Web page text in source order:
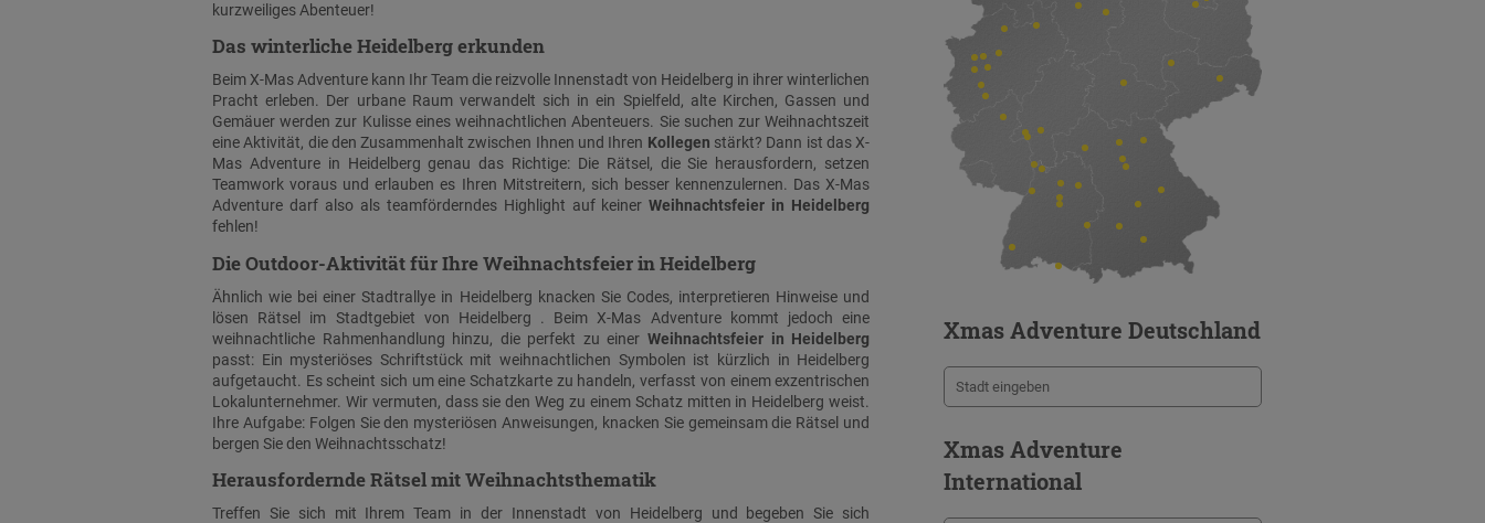
kurzweiliges Abenteuer!
Das winterliche Heidelberg erkunden
Beim X-Mas Adventure kann Ihr Team die reizvolle Innenstadt von Heidelberg in ihrer winterlichen
Pracht erleben. Der urbane Raum verwandelt sich in ein Spielfeld, alte Kirchen, Gassen und
Gemäuer werden zur Kulisse eines weihnachtlichen Abenteuers. Sie suchen zur Weihnachtszeit
eine Aktivität, die den Zusammenhalt zwischen Ihnen und Ihren Kollegen stärkt? Dann ist das X-
Mas Adventure in Heidelberg genau das Richtige: Die Rätsel, die Sie herausfordern, setzen
Teamwork voraus und erlauben es Ihren Mitstreitern, sich besser kennenzulernen. Das X-Mas
Adventure darf also als teamförderndes Highlight auf keinerWeihnachtsfeier in Heidelberg
fehlen!
Die Outdoor-Aktivität für Ihre Weihnachtsfeier in Heidelberg
Ähnlich wie bei einer Stadtrallye in Heidelberg knacken Sie Codes, interpretieren Hinweise und
lösen Rätsel im Stadtgebiet von Heidelberg . Beim X-Mas Adventure kommt jedoch eine
weihnachtliche Rahmenhandlung hinzu, die perfekt zu einerWeihnachtsfeier in Heidelberg
passt: Ein mysteriöses Schriftstück mit weihnachtlichen Symbolen ist kürzlich in Heidelberg
aufgetaucht. Es scheint sich um eine Schatzkarte zu handeln, verfasst von einem exzentrischen
Lokalunternehmer. Wir vermuten, dass sie den Weg zu einem Schatz mitten in Heidelberg weist.
Ihre Aufgabe: Folgen Sie den mysteriösen Anweisungen, knacken Sie gemeinsam die Rätsel und
bergen Sie den Weihnachtsschatz!
Herausfordernde Rätsel mit Weihnachtsthematik
Treffen Sie sich mit Ihrem Team in der Innenstadt von Heidelberg und begeben Sie sich
Xmas Adventure Deutschland
Xmas Adventure
International